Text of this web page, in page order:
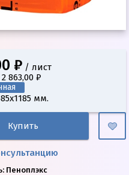
₽/ лист
863,00 ₽
мм.
Купить
Пеноплэкс